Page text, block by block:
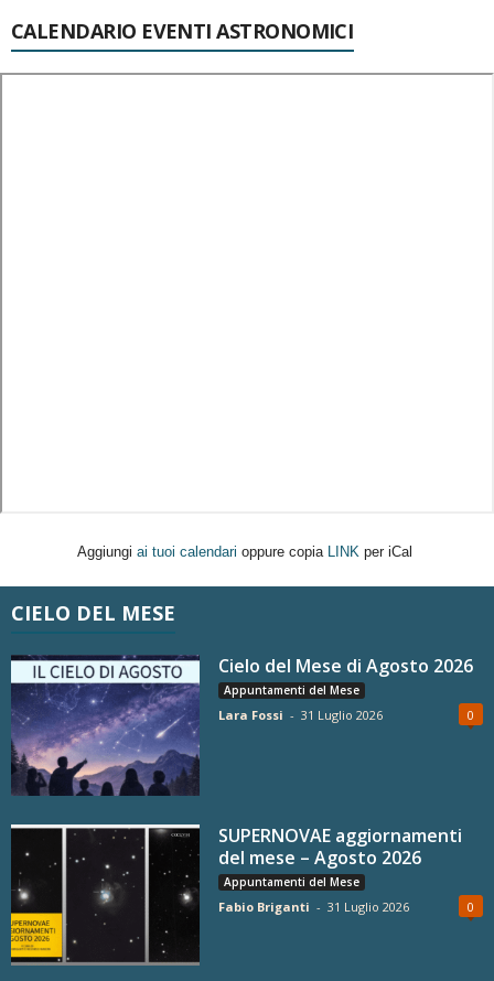
CALENDARIO EVENTI ASTRONOMICI
Aggiungi ai tuoi calendari oppure copia LINK per iCal
CIELO DEL MESE
Cielo del Mese di Agosto 2026
Appuntamenti del Mese
Lara Fossi - 31 Luglio 2026 0
SUPERNOVAE aggiornamenti
del mese – Agosto 2026
Appuntamenti del Mese
Fabio Briganti - 31 Luglio 2026 0